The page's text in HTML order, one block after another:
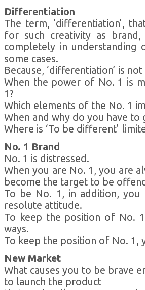
Differentiation
The term, ‘differentiation’,
for such creativity as brand,
completely in
some cases.
Because, ‘differentiation’ is
When the power of No. 1 is
1?
Which elements of the No. 1
When and why do you have
Where is ‘To be different’
No. 1 Brand
No. 1 is distressed.
When you are No. 1, you are
become the target to be
To be No. 1, in addition, you
resolute attitude.
To keep the position of No.
ways.
To keep the position of No.
New Market
What causes you to be brave
to launch the product